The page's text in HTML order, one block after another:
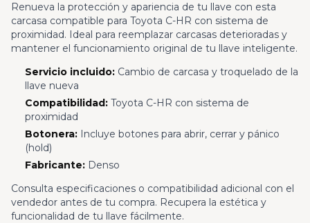
Renueva la protección y apariencia de tu llave con esta
carcasa compatible para Toyota C-HR con sistema de
proximidad. Ideal para reemplazar carcasas deterioradas y
mantener el funcionamiento original de tu llave inteligente.
Servicio incluido:Cambio de carcasa y troquelado de la
llave nueva
Compatibilidad:Toyota C-HR con sistema de
proximidad
Botonera:Incluye botones para abrir, cerrar y pánico
(hold)
Fabricante:Denso
Consulta especificaciones o compatibilidad adicional con el
vendedor antes de tu compra. Recupera la estética y
funcionalidad de tu llave fácilmente.